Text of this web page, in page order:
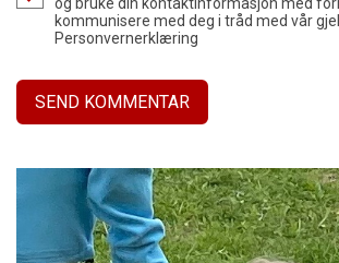
kommunisere med deg i tråd med vår
Personvernerklæring